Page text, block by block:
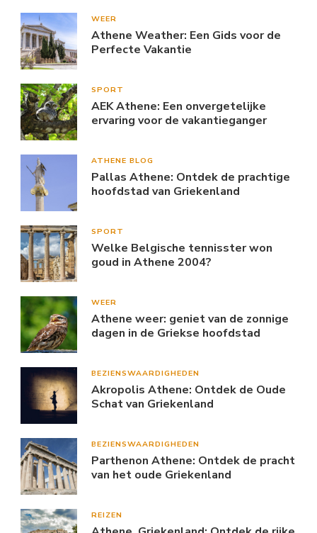
WEER
Athene Weather: Een Gids voor de
Perfecte Vakantie
SPORT
AEK Athene: Een onvergetelijke
ervaring voor de vakantieganger
ATHENE BLOG
Pallas Athene: Ontdek de prachtige
hoofdstad van Griekenland
SPORT
Welke Belgische tennisster won
goud in Athene 2004?
WEER
Athene weer: geniet van de zonnige
dagen in de Griekse hoofdstad
BEZIENSWAARDIGHEDEN
Akropolis Athene: Ontdek de Oude
Schat van Griekenland
BEZIENSWAARDIGHEDEN
Parthenon Athene: Ontdek de pracht
van het oude Griekenland
REIZEN